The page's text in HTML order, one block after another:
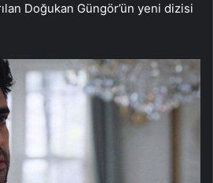
Doğukan Güngör’ün yeni dizisi